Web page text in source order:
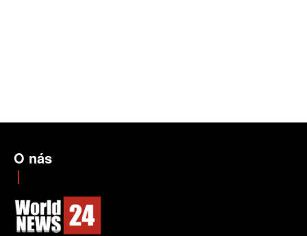
O nás